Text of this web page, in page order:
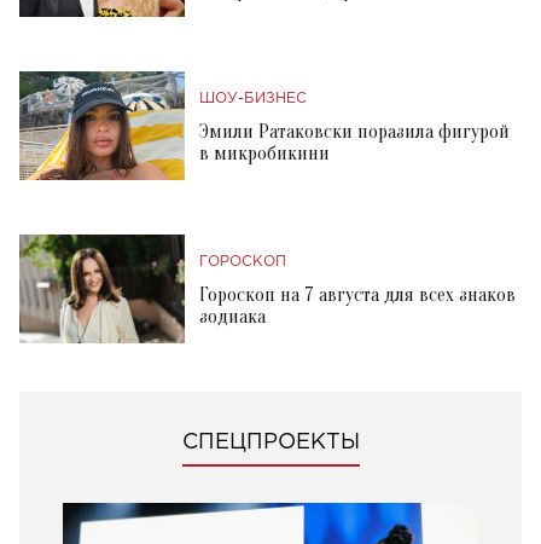
ШОУ-БИЗНЕС
Эмили Ратаковски поразила фигурой
в микробикини
ГОРОСКОП
Гороскоп на 7 августа для всех знаков
зодиака
СПЕЦПРОЕКТЫ